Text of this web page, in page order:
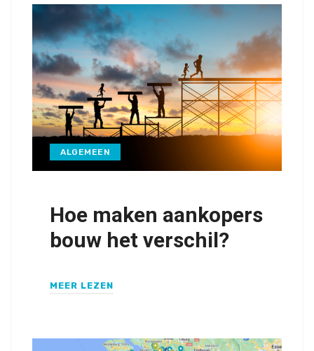
ALGEMEEN
Hoe maken aankopers
bouw het verschil?
MEER LEZEN